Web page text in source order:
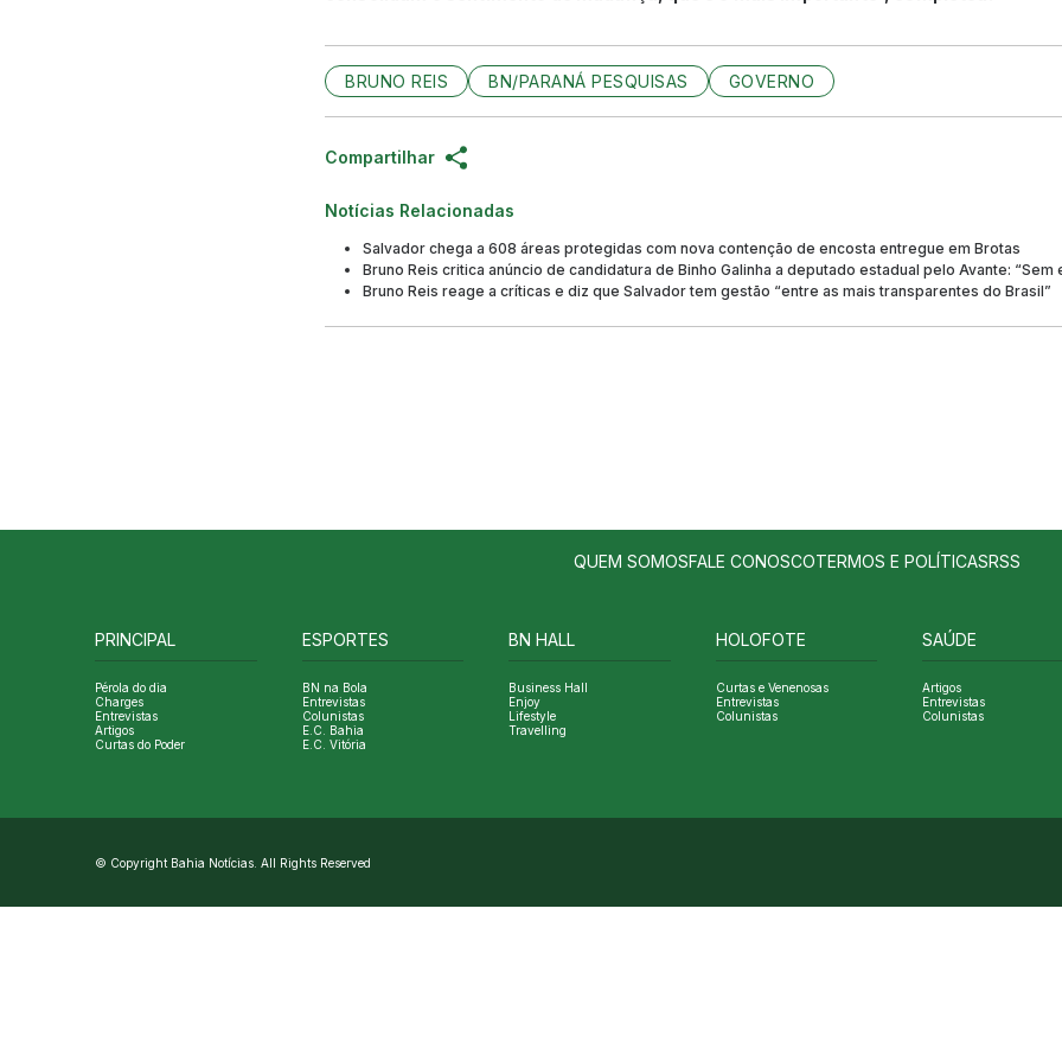
BRUNO REIS BN/PARANÁ PESQUISAS GOVERNO
Compartilhar
Notícias Relacionadas
Salvador chega a 608 áreas protegidas com nova contenção de encosta entregue em Brotas
Bruno Reis critica anúncio de candidatura de Binho Galinha a deputado estadual pelo Avante: “Sem
Bruno Reis reage a críticas e diz que Salvador tem gestão “entre as mais transparentes do Brasil”
QUEM SOMOSFALE CONOSCOTERMOS E POLÍTICASRSS
PRINCIPAL
Pérola do dia
Charges
Entrevistas
Artigos
Curtas do Poder
ESPORTES
BN na Bola
Entrevistas
Colunistas
E.C. Bahia
E.C. Vitória
BN HALL
Business Hall
Enjoy
Lifestyle
Travelling
HOLOFOTE
Curtas e Venenosas
Entrevistas
Colunistas
SAÚDE
Artigos
Entrevistas
Colunistas
© Copyright Bahia Notícias. All Rights Reserved